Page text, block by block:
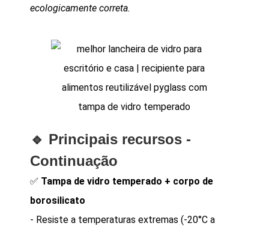
ecologicamente correta.
🔹 Principais recursos -
Continuação
✅ Tampa de vidro temperado + corpo de
borosilicato
- Resiste a temperaturas extremas (-20°C a